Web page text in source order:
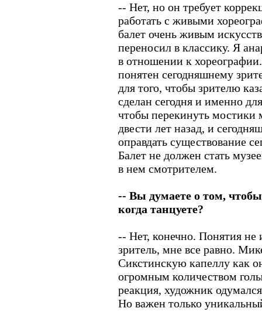
-- Нет, но он требует
работать с живыми
балет очень живым
переносил в классику. Я
в отношении к
понятен сегодняшнему
для того, чтобы зрителю
сделан сегодня и именно
чтобы перекинуть
двести лет назад, и
оправдать существование
Балет не должен стать
в нем смотрителем.
-- Вы думаете о том,
когда танцуете?
-- Нет, конечно. Понятия
зритель, мне все равно.
Сикстинскую капеллу как
огромным количеством
реакция, художник
Но важен только